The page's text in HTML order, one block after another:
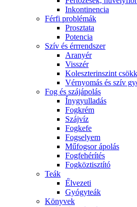
Inkontinencia
Férfi problémák
Prosztata
Potencia
Szív és érrrendszer
Aranyér
Visszér
Koleszterinszint
Vérnyomás és szív
Fog és szájápolás
Í́nygyulladás
Fogkrém
Szájvíz
Fogkefe
Fogselyem
Műfogsor ápolás
Fogfehérítés
Fogköztisztító
Teák
É́lvezeti
Gyógyteák
Könyvek